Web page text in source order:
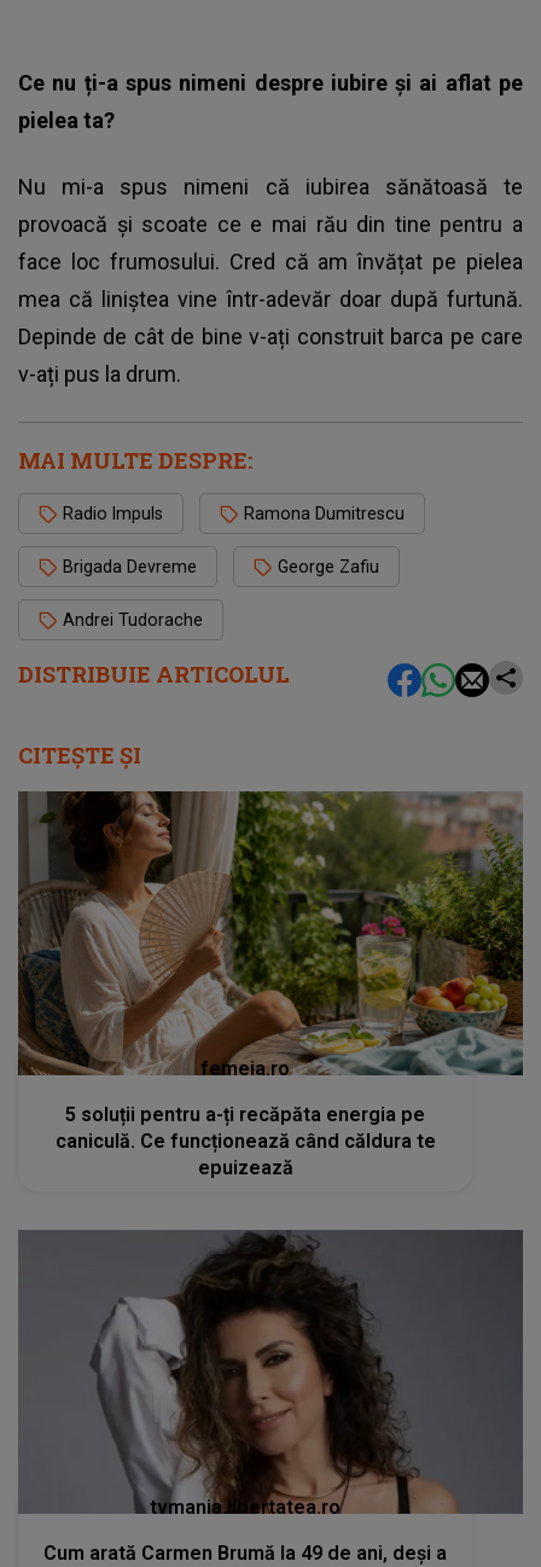
DISTRIBUIE ARTICOLUL
Ce nu ți-a spus nimeni despre iubire și ai aflat pe
pielea ta?
Nu mi-a spus nimeni că iubirea sănătoasă te
provoacă și scoate ce e mai rău din tine pentru a
face loc frumosului. Cred că am învățat pe pielea
mea că liniștea vine într-adevăr doar după furtună.
Depinde de cât de bine v-ați construit barca pe care
v-ați pus la drum.
MAI MULTE DESPRE:
Radio Impuls Ramona Dumitrescu
Brigada Devreme George Zafiu
Andrei Tudorache
CITEȘTE ȘI
femeia.ro
5 soluții pentru a-ți recăpăta energia pe
caniculă. Ce funcționează când căldura te
epuizează
tvmania.libertatea.ro
Cum arată Carmen Brumă la 49 de ani, deși a